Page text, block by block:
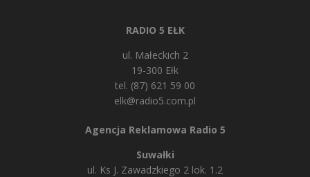
RADIO 5 EŁK
ul. Małeckich 2
19-300 Ełk
tel. (87) 621 59 00
elk@radio5.com.pl
Agencja Reklamowa Radio 5
Suwałki
ul. Ks J. Zawadzkiego 2 lok. 1.2